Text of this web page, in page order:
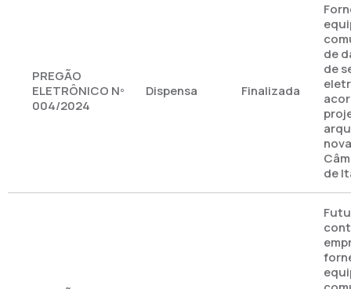
PREGÃO
ELETRÔNICO Nº
004/2024
Dispensa Finalizada
de
de
de